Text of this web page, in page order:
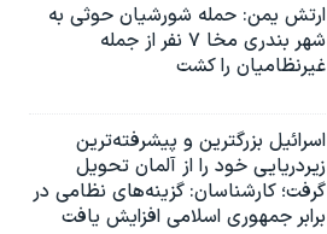
ارتش یمن: حمله شورشیان حوثی به
شهر بندری مخا ۷ نفر از جمله
غیرنظامیان را کشت
اسرائيل بزرگترین و پیشرفته‌ترین
زیردریایی خود را از آلمان تحویل
گرفت؛ کارشناسان: گزینه‌های نظامی در
برابر جمهوری اسلامی افزایش یافت